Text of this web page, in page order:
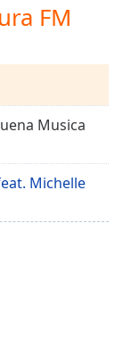
FM
Musica
Michelle